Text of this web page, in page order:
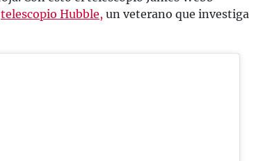
telescopio Hubble, un veterano que investiga